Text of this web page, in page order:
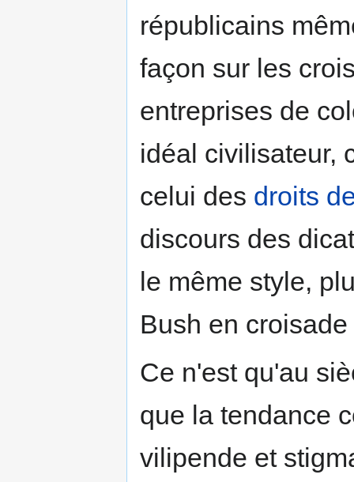
républicains
façon sur les
entreprises de
idéal civilisateur,
celui des droits
discours des
le même style,
Bush en
Ce n'est qu'au
que la tendance
vilipende et